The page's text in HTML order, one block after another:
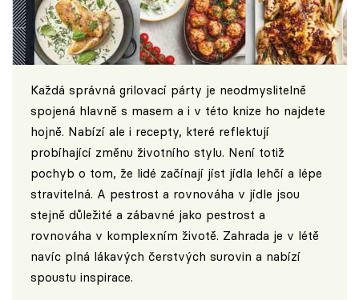
Každá správná grilovací párty je neodmyslitelně
spojená hlavně s masem a i v této knize ho najdete
hojně. Nabízí ale i recepty, které reflektují
probíhající změnu životního stylu. Není totiž
pochyb o tom, že lidé začínají jíst jídla lehčí a lépe
stravitelná. A pestrost a rovnováha v jídle jsou
stejně důležité a zábavné jako pestrost a
rovnováha v komplexním životě. Zahrada je v létě
navíc plná lákavých čerstvých surovin a nabízí
spoustu inspirace.